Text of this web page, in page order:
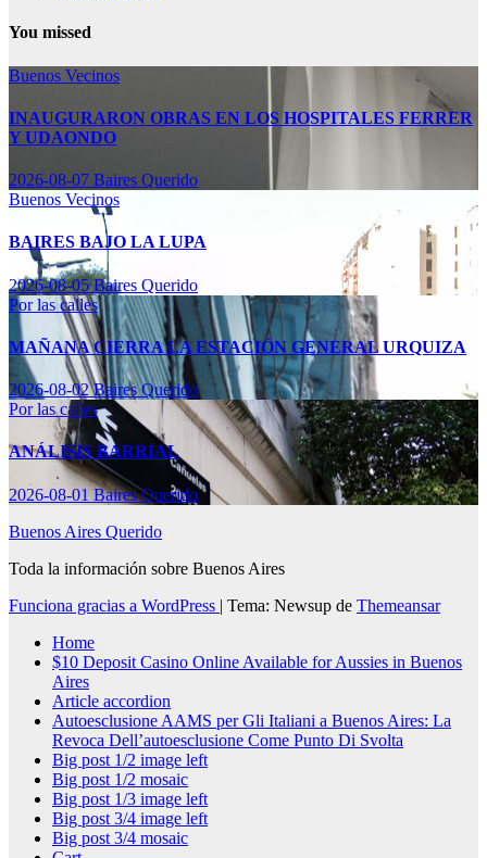
You missed
Buenos Vecinos
INAUGURARON OBRAS EN LOS HOSPITALES FERRER
Y UDAONDO
2026-08-07 Baires Querido
Buenos Vecinos
BAIRES BAJO LA LUPA
2026-08-05Baires Querido
Por las calles
MAÑANA CIERRA LA ESTACIÓN GENERAL URQUIZA
2026-08-02Baires Querido
Por las calles
ANÁLISIS BARRIAL
2026-08-01Baires Querido
Buenos Aires Querido
Toda la información sobre Buenos Aires
Funciona gracias a WordPress | Tema: Newsup de Themeansar
Home
$10 Deposit Casino Online Available for Aussies in Buenos
Aires
Article accordion
Autoesclusione AAMS per Gli Italiani a Buenos Aires: La
Revoca Dell’autoesclusione Come Punto Di Svolta
Big post 1/2 image left
Big post 1/2 mosaic
Big post 1/3 image left
Big post 3/4 image left
Big post 3/4 mosaic